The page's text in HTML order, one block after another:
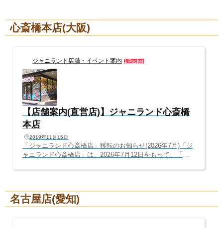
心斎橋本店(大阪)
ジャニランド店舗・イベント案内 1 Pocket
【店舗案内(直営店)】ジャニランド心斎橋
本店
2019年11月15日
「ジャニランド心斎橋店」移転のお知らせ(2026年7月)「ジ
ャニランド心斎橋店」は、2026年7月12日をもって、「梅
りました。2015年、旧ジャニショ跡地に開店して以来、11
と見やすく、もっと掘り出し物が見つかるお店へ進化しま
す！引き続き、「ジャニランド/Plus K 梅田茶屋町店」への
ご来店、ご利用心よりお待ちしております。━━━━━━
名古屋店(愛知)